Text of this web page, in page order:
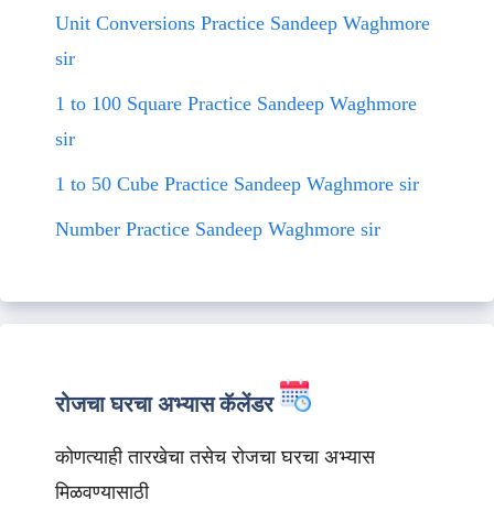
Unit Conversions Practice Sandeep Waghmore
sir
1 to 100 Square Practice Sandeep Waghmore
sir
1 to 50 Cube Practice Sandeep Waghmore sir
Number Practice Sandeep Waghmore sir
रोजचा घरचा अभ्यास कॅलेंडर
कोणत्याही तारखेचा तसेच रोजचा घरचा अभ्यास
मिळवण्यासाठी